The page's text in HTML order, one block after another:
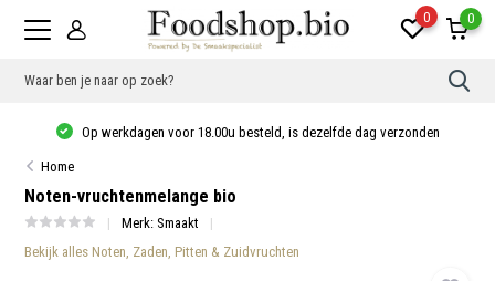
0 0
Op werkdagen voor 18.00u besteld, is dezelfde dag verzonden
Home
Noten-vruchtenmelange bio
Merk:Smaakt
Bekijk alles Noten, Zaden, Pitten & Zuidvruchten